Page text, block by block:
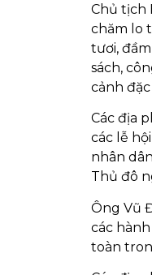
Chủ tịch
chăm lo
tươi,
sách,
cảnh
Các địa
các lễ
nhân
Thủ đô
Ông Vũ
các
toàn